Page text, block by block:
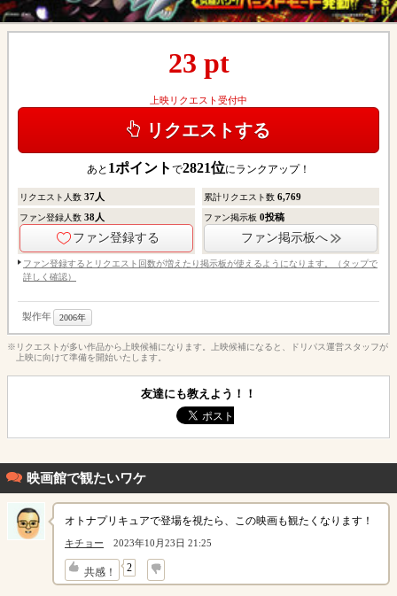
23 pt
上映リクエスト受付中
リクエストする
あと 1ポイント で2821位にランクアップ！
リクエスト人数 37人 累計リクエスト数6,769
ファン登録人数 38人
ファン登録する
ファン掲示板0投稿
ファン掲示板へ
ファン登録するとリクエスト回数が増えたり掲示板が使えるようになります。（タップで
詳しく確認）
製作年 2006年
※リクエストが多い作品から上映候補になります。上映候補になると、ドリパス運営スタッフが
上映に向けて準備を開始いたします。
友達にも教えよう！！
映画館で観たいワケ
オトナプリキュアで登場を視たら、この映画も観たくなります！
キチョー 2023年10月23日 21:25
共感！ 2
↓